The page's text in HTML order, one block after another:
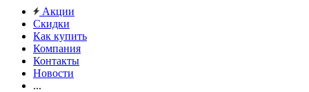
Акции
Скидки
Как купить
Компания
Контакты
Новости
...